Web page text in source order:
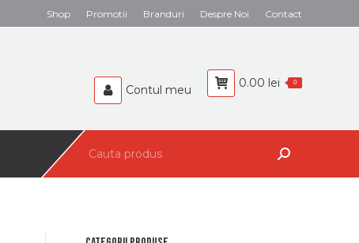
Shop Promotii Branduri Despre Noi Contact
Contul meu 0.00 lei 0